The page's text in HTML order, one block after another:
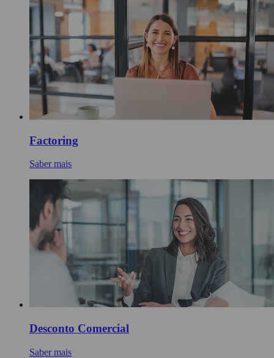
Factoring
Saber mais
Desconto Comercial
Saber mais